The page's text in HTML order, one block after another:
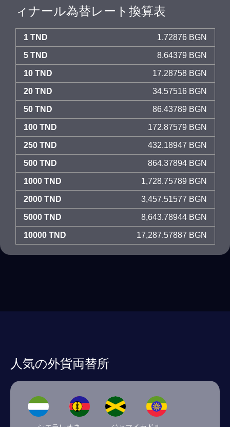
ィナール為替レート換算表
1 TND 1.72876 BGN
5 TND 8.64379 BGN
10 TND 17.28758 BGN
20 TND 34.57516 BGN
50 TND 86.43789 BGN
100 TND 172.87579 BGN
250 TND 432.18947 BGN
500 TND 864.37894 BGN
1000 TND 1,728.75789 BGN
2000 TND 3,457.51577 BGN
5000 TND 8,643.78944 BGN
10000 TND 17,287.57887 BGN
人気の外貨両替所